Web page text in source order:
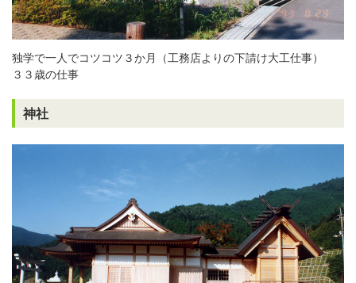
独学で一人でコツコツ３か月（工務店よりの下請け大工仕事）
３３歳の仕事
神社